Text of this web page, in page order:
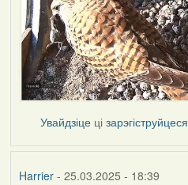
Увайдзіце цізарэгіструйцеся
Harrier- 25.03.2025 - 18:39